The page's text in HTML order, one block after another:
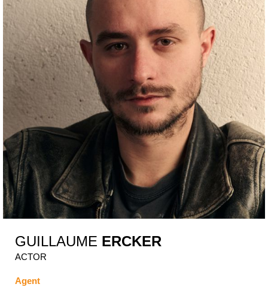
GUILLAUME ERCKER
ACTOR
Agent